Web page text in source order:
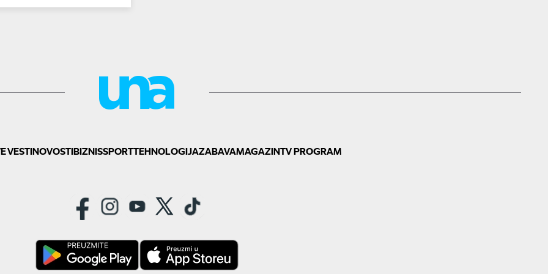
VESTINOVOSTIBIZNISSPORTTEHNOLOGIJAZABAVAMAGAZINTV PROGRAM